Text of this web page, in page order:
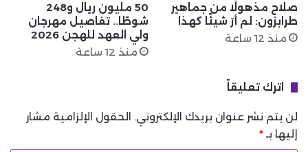
صلاح مذهولًا من جماهير
طرابزون: لم أرَ شيئًا كهذا
منذ 12 ساعة
50 مليون ريال و248
شوطًا.. تفاصيل مهرجان
ولي العهد للهجن 2026
منذ 12 ساعة
اترك تعليقاً
لن يتم نشر عنوان بريدك الإلكتروني. الحقول الإلزامية مشار
إليها بـ *